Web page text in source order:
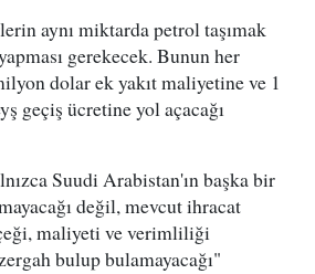
aynı miktarda petrol taşımak
gerekecek. Bunun her
dolar ek yakıt maliyetine ve 1
geçiş ücretine yol açacağı
Suudi Arabistan'ın başka bir
değil, mevcut ihracat
maliyeti ve verimliliği
bulup bulamayacağı"